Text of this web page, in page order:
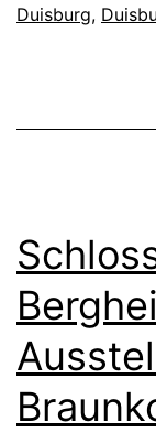
Duisburg,